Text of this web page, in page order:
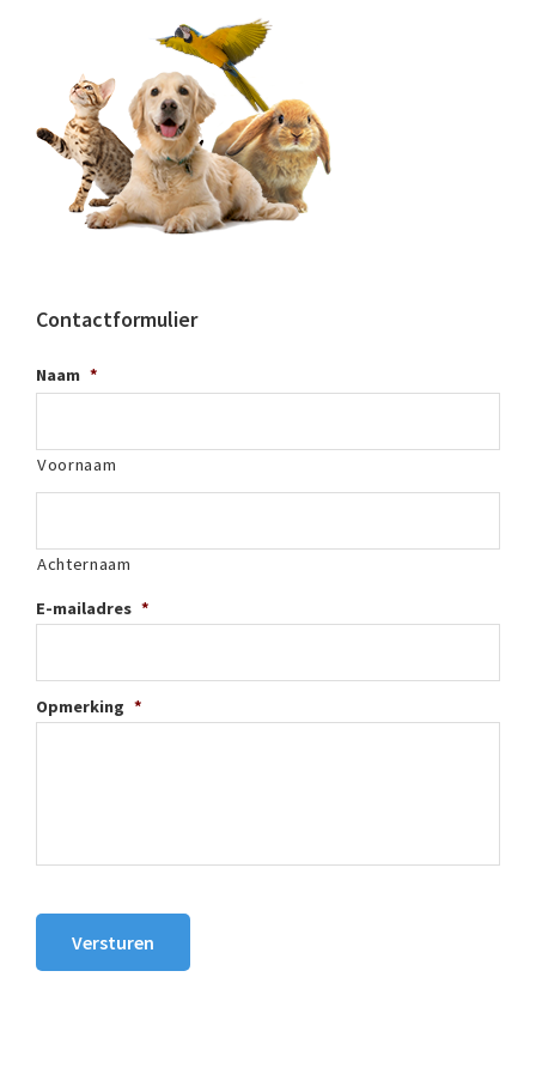
Contactformulier
Naam *
Voornaam
Achternaam
E-mailadres *
Opmerking *
Versturen